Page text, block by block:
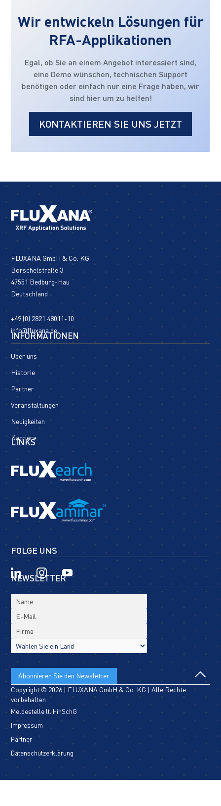
Wir entwickeln Lösungen für
RFA-Applikationen
Egal, ob Sie an einem Angebot interessiert sind,
eine Demo wünschen, technischen Support
benötigen oder einfach nur eine Frage haben, wir
sind hier um zu helfen!
KONTAKTIEREN SIE UNS JETZT
FLUXANA GmbH & Co. KG
Borschelstraße 3
47551 Bedburg-Hau
Deutschland
+49 (0) 2821 48011-10
info@fluxana.de
INFORMATIONEN
Über uns
Historie
Partner
Veranstaltungen
Neuigkeiten
Karriere
LINKS
FOLGE UNS
NEWSLETTER
Copyright © 2026 | FLUXANA GmbH & Co. KG | Alle Rechte
vorbehalten
Meldestelle lt. HinSchG
Impressum
Partner
Datenschutzerklärung